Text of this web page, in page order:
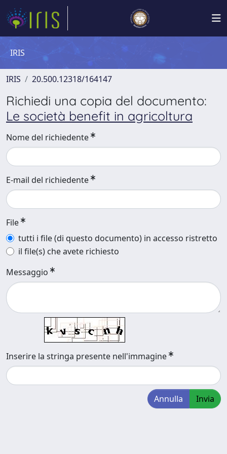
IRIS
IRIS 20.500.12318/164147
Richiedi una copia del documento:
Le società benefit in agricoltura
Nome del richiedente
E-mail del richiedente
File
tutti i file (di questo documento) in accesso ristretto
il file(s) che avete richiesto
Messaggio
Inserire la stringa presente nell'immagine
Annulla Invia